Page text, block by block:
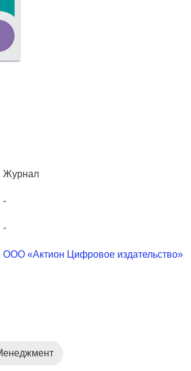
Журнал
-
-
ООО «Актион Цифровое издательство»